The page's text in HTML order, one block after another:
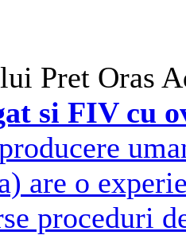
Pret Oras
si FIV cu
are o
proceduri